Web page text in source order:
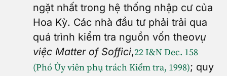
ngặt nhất trong hệ thống nhập cư của
Hoa Kỳ. Các nhà đầu tư phải trải qua
quá trình kiểm tra nguồn vốn theovụ
việc Matter of Soffici,22 I&N Dec. 158
(Phó Ủy viên phụ trách Kiểm tra, 1998); quy